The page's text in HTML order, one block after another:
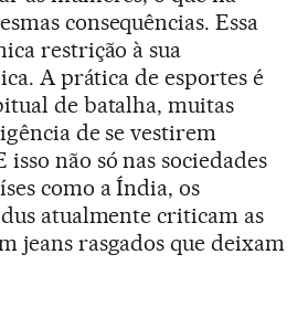
consequências. Essa
restrição à sua
A prática de esportes é
de batalha, muitas
de se vestirem
não só nas sociedades
como a Índia, os
atualmente criticam as
jeans rasgados que deixam